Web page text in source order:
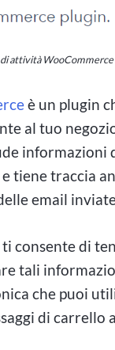
in gioco in
crescente di
sia
di lusso ed
ricerca di
d'azzardo
per gli
di
piacevoli per
attività WooCommerce
è un plugin
al tuo
informazioni
tiene traccia
email
consente di
tali
che puoi
di carrello